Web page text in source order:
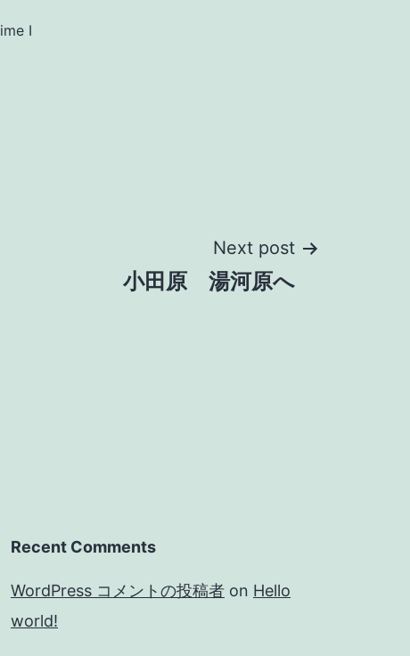
I
Next post
小田原 湯河原へ
Recent Comments
WordPress コメントの投稿者 on Hello
world!